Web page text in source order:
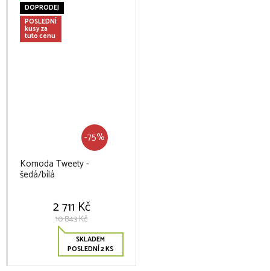
DOPRODEJ
POSLEDNÍ
kusy za
tuto cenu
-75%
Komoda Tweety -
šedá/bílá
2 711 Kč
10 843 Kč
SKLADEM
POSLEDNÍ 2 KS